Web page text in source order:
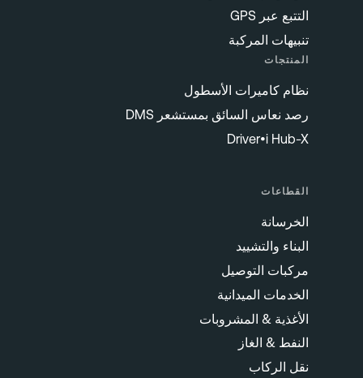
التتبع عبر GPS
تنبيهات المركبة
المنتجات
نظام كاميرات الأسطول
رصد نعاس السائق بمستشعر DMS
Driver•i Hub-X
القطاعات
الخرسانة
البناء والتشييد
مركبات التوصيل
الخدمات الميدانية
الأغذية & المشروبات
النفط & الغاز
نقل الركاب